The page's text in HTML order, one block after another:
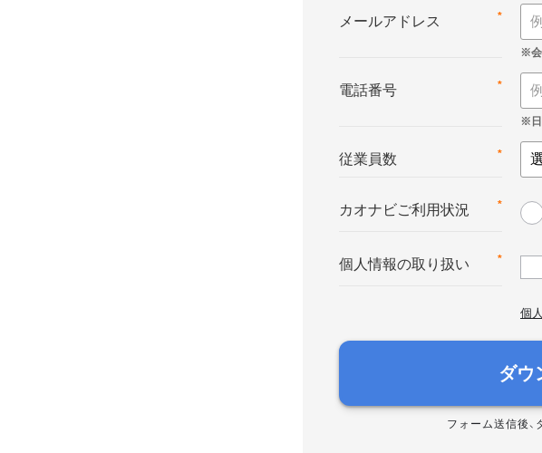
*
メールアドレス
*
電話番号
*
従業員数
*
カオナビご利用状況
*
個人情報の取り扱い
個
ダウ
フォーム送信後